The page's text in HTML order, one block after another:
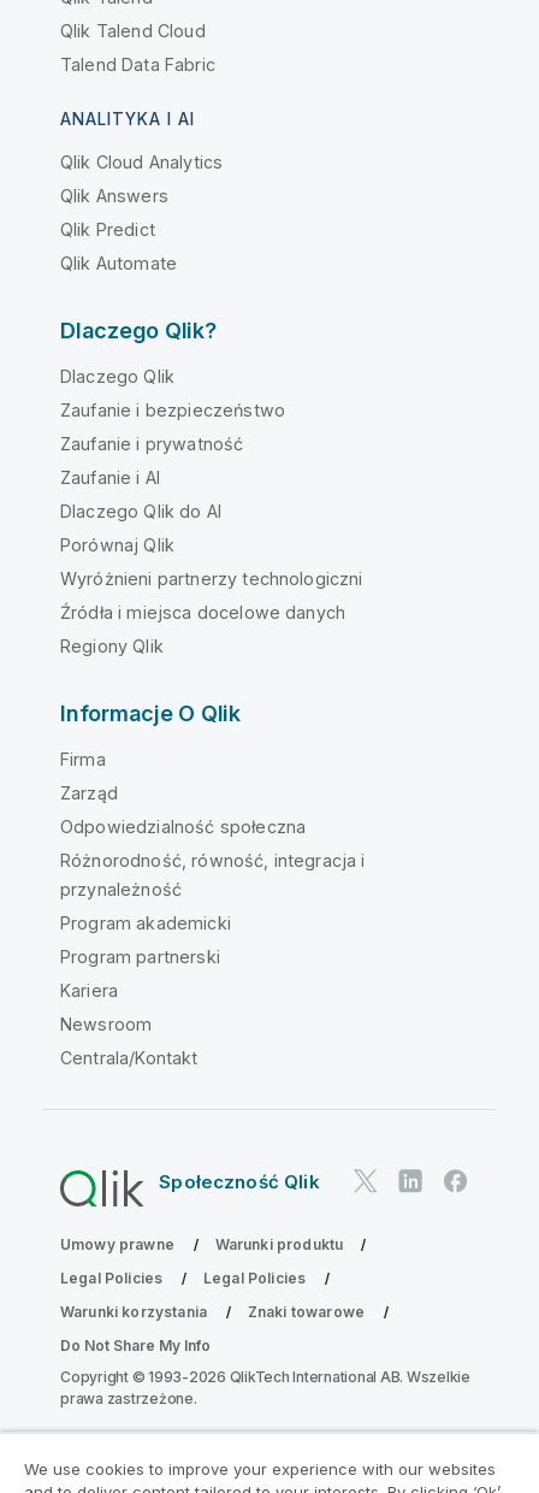
Qlik Talend Cloud
Talend Data Fabric
ANALITYKA I AI
Qlik Cloud Analytics
Qlik Answers
Qlik Predict
Qlik Automate
Dlaczego Qlik?
Dlaczego Qlik
Zaufanie i bezpieczeństwo
Zaufanie i prywatność
Zaufanie i AI
Dlaczego Qlik do AI
Porównaj Qlik
Wyróżnieni partnerzy technologiczni
Źródła i miejsca docelowe danych
Regiony Qlik
Informacje O Qlik
Firma
Zarząd
Odpowiedzialność społeczna
Różnorodność, równość, integracja i
przynależność
Program akademicki
Program partnerski
Kariera
Newsroom
Centrala/Kontakt
Społeczność Qlik
Umowy prawne
Warunki produktu
Legal Policies
Legal Policies
Warunki korzystania
Znaki towarowe
Do Not Share My Info
Copyright © 1993-2026 QlikTech International AB. Wszelkie
prawa zastrzeżone.
Dołącz do Programu Modernizacji
We use cookies to improve your experience with our websites